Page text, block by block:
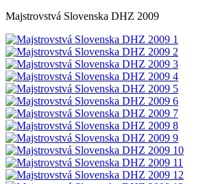
Majstrovstvá Slovenska DHZ 2009